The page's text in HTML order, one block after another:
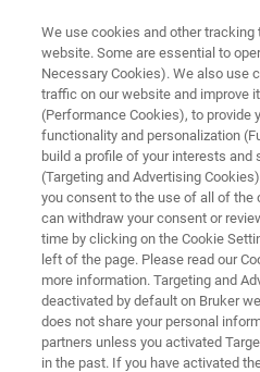
Berufsbildung
Bruker ist weltweit
analytischen
Entwicklung. Bruker
Lernende
Spitzenleistungen
We use cookies and other tracking
website. Some are essential to
Necessary Cookies). We also use
traffic on our website and improve
(Performance Cookies), to provide
functionality and personalization
build a profile of your interests and
(Targeting and Advertising
you consent to the use of all of the
can withdraw your consent or
time by clicking on the Cookie
left of the page. Please read our
more information. Targeting and
deactivated by default on Bruker
does not share your personal
partners unless you activated
in the past. If you have activated